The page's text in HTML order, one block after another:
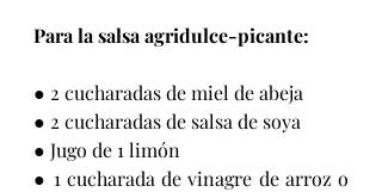
Para la salsa agridulce-picante:
● 2 cucharadas de miel de abeja
● 2 cucharadas de salsa de soya
● Jugo de 1 limón
● 1 cucharada de vinagre de arroz o